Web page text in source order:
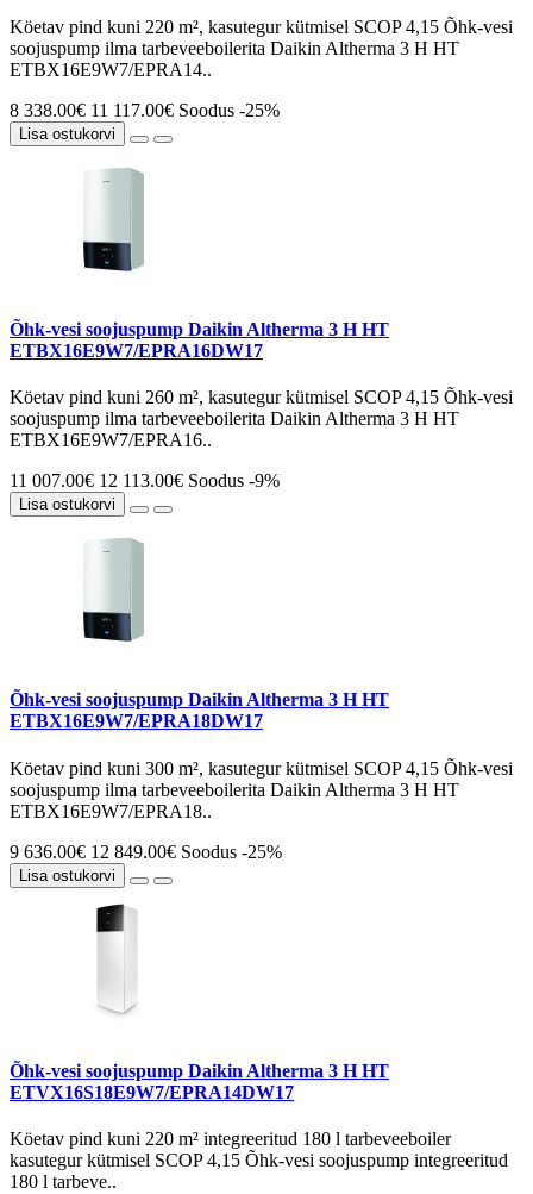
Köetav pind kuni 220 m², kasutegur kütmisel SCOP 4,15 Õhk-vesi
soojuspump ilma tarbeveeboilerita Daikin Altherma 3 H HT
ETBX16E9W7/EPRA14..
8 338.00€ 11 117.00€ Soodus -25%
Lisa ostukorvi
Õhk-vesi soojuspump Daikin Altherma 3 H HT
ETBX16E9W7/EPRA16DW17
Köetav pind kuni 260 m², kasutegur kütmisel SCOP 4,15 Õhk-vesi
soojuspump ilma tarbeveeboilerita Daikin Altherma 3 H HT
ETBX16E9W7/EPRA16..
11 007.00€ 12 113.00€ Soodus -9%
Lisa ostukorvi
Õhk-vesi soojuspump Daikin Altherma 3 H HT
ETBX16E9W7/EPRA18DW17
Köetav pind kuni 300 m², kasutegur kütmisel SCOP 4,15 Õhk-vesi
soojuspump ilma tarbeveeboilerita Daikin Altherma 3 H HT
ETBX16E9W7/EPRA18..
9 636.00€ 12 849.00€ Soodus -25%
Lisa ostukorvi
Õhk-vesi soojuspump Daikin Altherma 3 H HT
ETVX16S18E9W7/EPRA14DW17
Köetav pind kuni 220 m² integreeritud 180 l tarbeveeboiler
kasutegur kütmisel SCOP 4,15 Õhk-vesi soojuspump integreeritud
180 l tarbeve..